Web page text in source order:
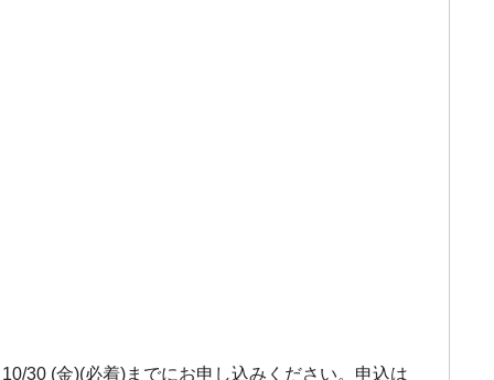
30 (金)(必着)までにお申し込みください。申込は